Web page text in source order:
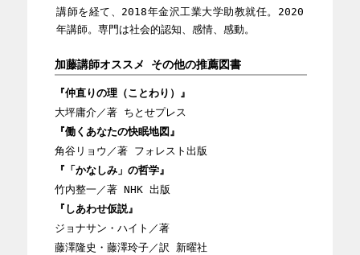
講師を経て、2018年金沢工業大学助教就任。2020
年講師。専門は社会的認知、感情、感動。
加藤講師オススメ その他の推薦図書
『仲直りの理（ことわり）』
大坪庸介／著 ちとせプレス
『働くあなたの快眠地図』
角谷リョウ／著 フォレスト出版
『「かなしみ」の哲学』
竹内整一／著 NHK 出版
『しあわせ仮説』
ジョナサン・ハイト／著
藤澤隆史・藤澤玲子／訳 新曜社